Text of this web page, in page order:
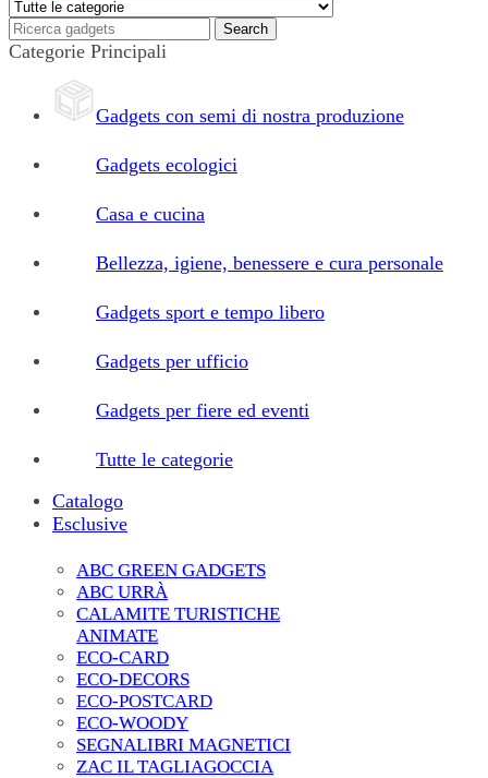
Categorie Principali
Gadgets con semi di nostra produzione
Gadgets ecologici
Casa e cucina
Bellezza, igiene, benessere e cura personale
Gadgets sport e tempo libero
Gadgets per ufficio
Gadgets per fiere ed eventi
Tutte le categorie
Catalogo
Esclusive
ABC GREEN GADGETS
ABC URRÀ
CALAMITE TURISTICHE
ANIMATE
ECO-CARD
ECO-DECORS
ECO-POSTCARD
ECO-WOODY
SEGNALIBRI MAGNETICI
ZAC IL TAGLIAGOCCIA